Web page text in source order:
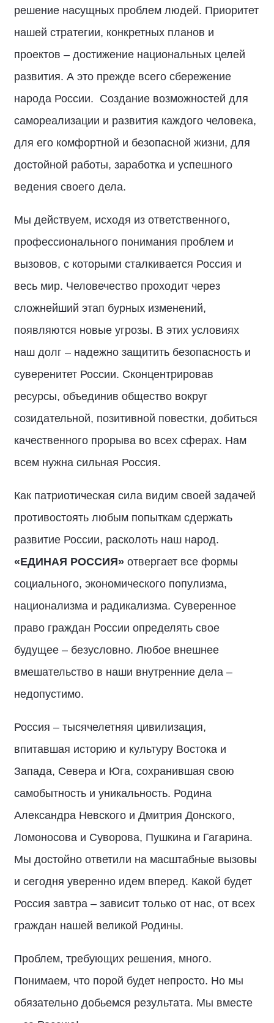
решение насущных проблем людей. Приоритет
нашей стратегии, конкретных планов и
проектов – достижение национальных целей
развития. А это прежде всего сбережение
народа России. Создание возможностей для
самореализации и развития каждого человека,
для его комфортной и безопасной жизни, для
достойной работы, заработка и успешного
ведения своего дела.
Мы действуем, исходя из ответственного,
профессионального понимания проблем и
вызовов, с которыми сталкивается Россия и
весь мир. Человечество проходит через
сложнейший этап бурных изменений,
появляются новые угрозы. В этих условиях
наш долг – надежно защитить безопасность и
суверенитет России. Сконцентрировав
ресурсы, объединив общество вокруг
созидательной, позитивной повестки, добиться
качественного прорыва во всех сферах. Нам
всем нужна сильная Россия.
Как патриотическая сила видим своей задачей
противостоять любым попыткам сдержать
развитие России, расколоть наш народ.
«ЕДИНАЯ РОССИЯ» отвергает все формы
социального, экономического популизма,
национализма и радикализма. Суверенное
право граждан России определять свое
будущее – безусловно. Любое внешнее
вмешательство в наши внутренние дела –
недопустимо.
Россия – тысячелетняя цивилизация,
впитавшая историю и культуру Востока и
Запада, Севера и Юга, сохранившая свою
самобытность и уникальность. Родина
Александра Невского и Дмитрия Донского,
Ломоносова и Суворова, Пушкина и Гагарина.
Мы достойно ответили на масштабные вызовы
и сегодня уверенно идем вперед. Какой будет
Россия завтра – зависит только от нас, от всех
граждан нашей великой Родины.
Проблем, требующих решения, много.
Понимаем, что порой будет непросто. Но мы
обязательно добьемся результата. Мы вместе